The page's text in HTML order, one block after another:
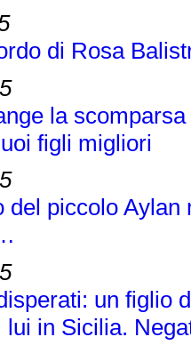
di Rosa
la
figli migliori
del piccolo
un figlio
lui in Sicilia.